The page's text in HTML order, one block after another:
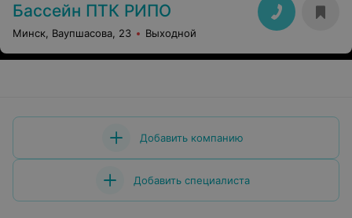
Бассейн ПТК РИПО
Минск, Ваупшасова, 23 Выходной
Добавить компанию
Добавить специалиста